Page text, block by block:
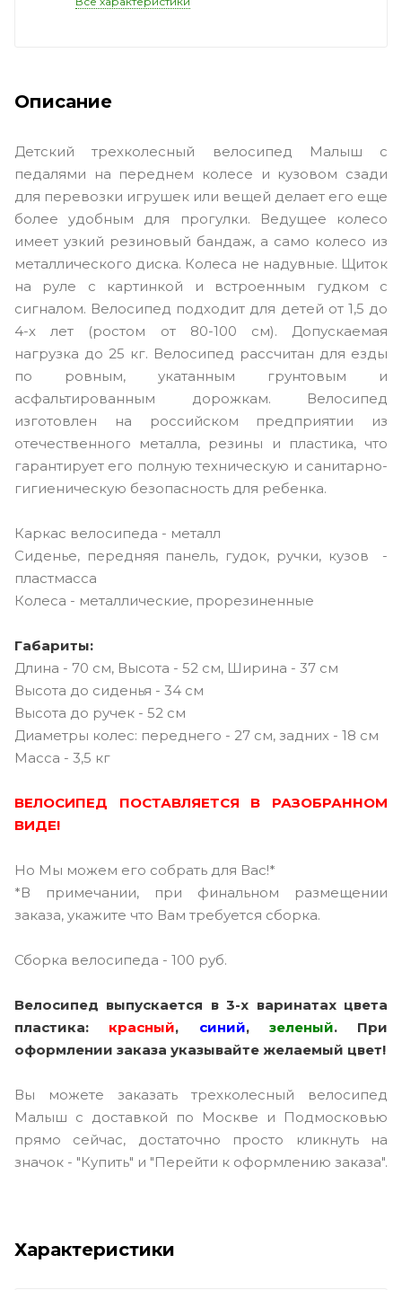
Описание
Детский трехколесный велосипед Малыш с
педалями на переднем колесе и кузовом сзади
для перевозки игрушек или вещей делает его еще
более удобным для прогулки. Ведущее колесо
имеет узкий резиновый бандаж, а само колесо из
металлического диска. Колеса не надувные. Щиток
на руле с картинкой и встроенным гудком с
сигналом. Велосипед подходит для детей от 1,5 до
4-х лет (ростом от 80-100 см). Допускаемая
нагрузка до 25 кг. Велосипед рассчитан для езды
по ровным, укатанным грунтовым и
асфальтированным дорожкам. Велосипед
изготовлен на российском предприятии из
отечественного металла, резины и пластика, что
гарантирует его полную техническую и санитарно-
гигиеническую безопасность для ребенка.
Каркас велосипеда - металл
Сиденье, передняя панель, гудок, ручки, кузов -
пластмасса
Колеса - металлические, прорезиненные
Габариты:
Длина - 70 см, Высота - 52 см, Ширина - 37 см
Высота до сиденья - 34 см
Высота до ручек - 52 см
Диаметры колес: переднего - 27 см, задних - 18 см
Масса - 3,5 кг
ВЕЛОСИПЕД ПОСТАВЛЯЕТСЯ В РАЗОБРАННОМ
ВИДЕ!
Но Мы можем его собрать для Вас!*
*В примечании, при финальном размещении
заказа, укажите что Вам требуется сборка.
Сборка велосипеда - 100 руб.
Велосипед выпускается в 3-х варинатах цвета
пластика: красный, синий, зеленый. При
оформлении заказа указывайте желаемый цвет!
Вы можете заказать трехколесный велосипед
Малыш с доставкой по Москве и Подмосковью
прямо сейчас, достаточно просто кликнуть на
значок - "Купить" и "Перейти к оформлению заказа".
Характеристики